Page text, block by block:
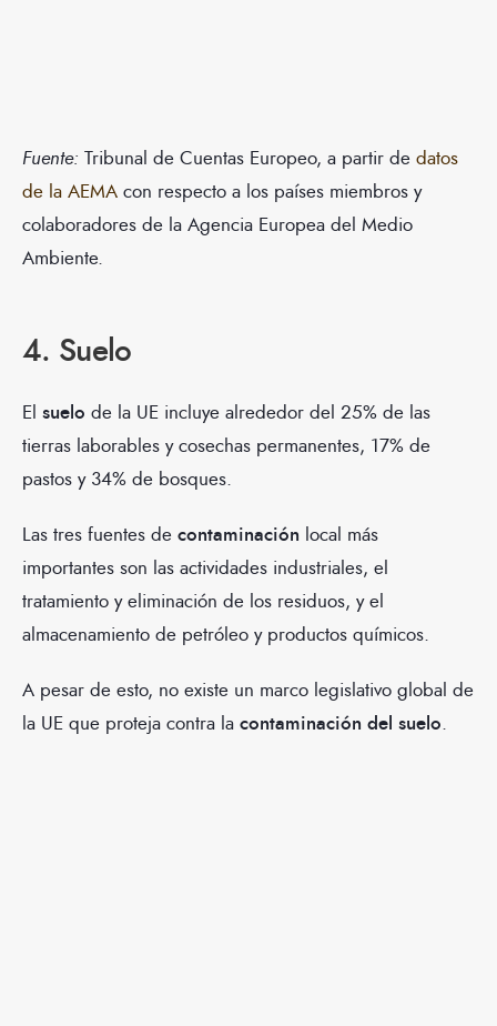
Fuente: Tribunal de Cuentas Europeo, a partir de datos
de la AEMA con respecto a los países miembros y
colaboradores de la Agencia Europea del Medio
Ambiente.
4. Suelo
El suelo de la UE incluye alrededor del 25% de las
tierras laborables y cosechas permanentes, 17% de
pastos y 34% de bosques.
Las tres fuentes de contaminación local más
importantes son las actividades industriales, el
tratamiento y eliminación de los residuos, y el
almacenamiento de petróleo y productos químicos.
A pesar de esto, no existe un marco legislativo global de
la UE que proteja contra la contaminación del suelo.